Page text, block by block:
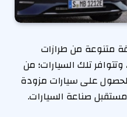
متنوعة من طرازات
السيارات الجديدة موديل 2026، وتتوافر تلك السيارات؛ من
على سيارات مزودة
صناعة السيارات.